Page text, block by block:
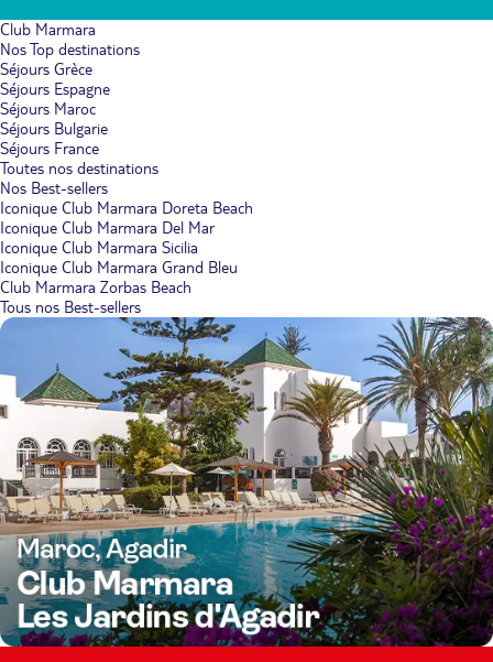
Club Marmara
Nos Top destinations
Séjours Grèce
Séjours Espagne
Séjours Maroc
Séjours Bulgarie
Séjours France
Toutes nos destinations
Nos Best-sellers
Iconique Club Marmara Doreta Beach
Iconique Club Marmara Del Mar
Iconique Club Marmara Sicilia
Iconique Club Marmara Grand Bleu
Club Marmara Zorbas Beach
Tous nos Best-sellers